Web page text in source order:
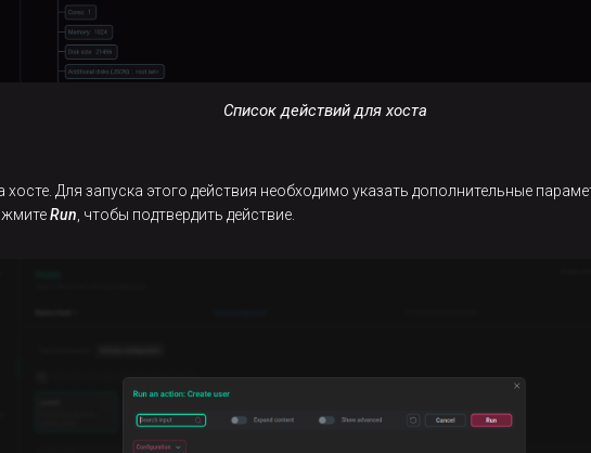
Список действий для хоста
хосте. Для запуска этого действия необходимо указать дополнительные
Run , чтобы подтвердить действие.